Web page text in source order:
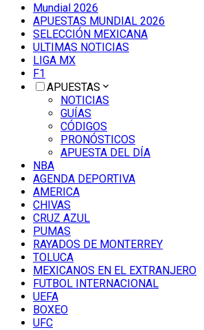
Mundial 2026
APUESTAS MUNDIAL 2026
SELECCIÓN MEXICANA
ULTIMAS NOTICIAS
LIGA MX
F1
APUESTAS
NOTICIAS
GUÍAS
CÓDIGOS
PRONÓSTICOS
APUESTA DEL DÍA
NBA
AGENDA DEPORTIVA
AMERICA
CHIVAS
CRUZ AZUL
PUMAS
RAYADOS DE MONTERREY
TOLUCA
MEXICANOS EN EL EXTRANJERO
FUTBOL INTERNACIONAL
UEFA
BOXEO
UFC